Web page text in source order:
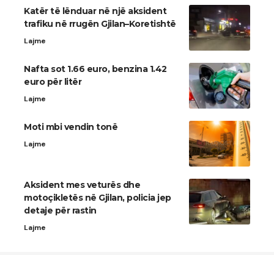
Katër të lënduar në një aksident
trafiku në rrugën Gjilan–Koretishtë
Lajme
Nafta sot 1.66 euro, benzina 1.42
euro për litër
Lajme
Moti mbi vendin tonë
Lajme
Aksident mes veturës dhe
motoçikletës në Gjilan, policia jep
detaje për rastin
Lajme